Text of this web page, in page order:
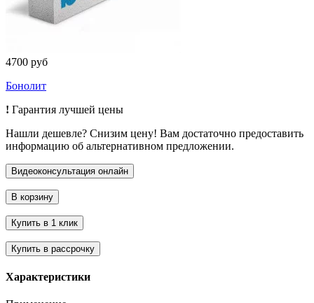
4700 руб
Бонолит
! Гарантия лучшей цены
Нашли дешевле? Снизим цену! Вам достаточно предоставить
информацию об альтернативном предложении.
Характеристики